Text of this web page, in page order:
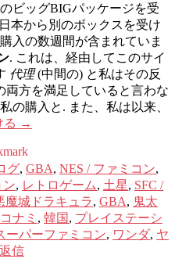
ビッグBIGパッケージを受
本から別のボックスを受け
入の数週間が含まれていま
. これは、経由してこのサイ
代理(中間の) と私はその反
両方を満足していると言わな
の購入と. また、私は以来、
る →
グ, GBA, NES / ファミコン,
ン, レトロゲーム, 土星, SFC /
魔城ドラキュラ, GBA, 鬼太
コナミ , 韓国 , プレイステーシ
ーパーファミコン, ワンダ, ヤ
返信